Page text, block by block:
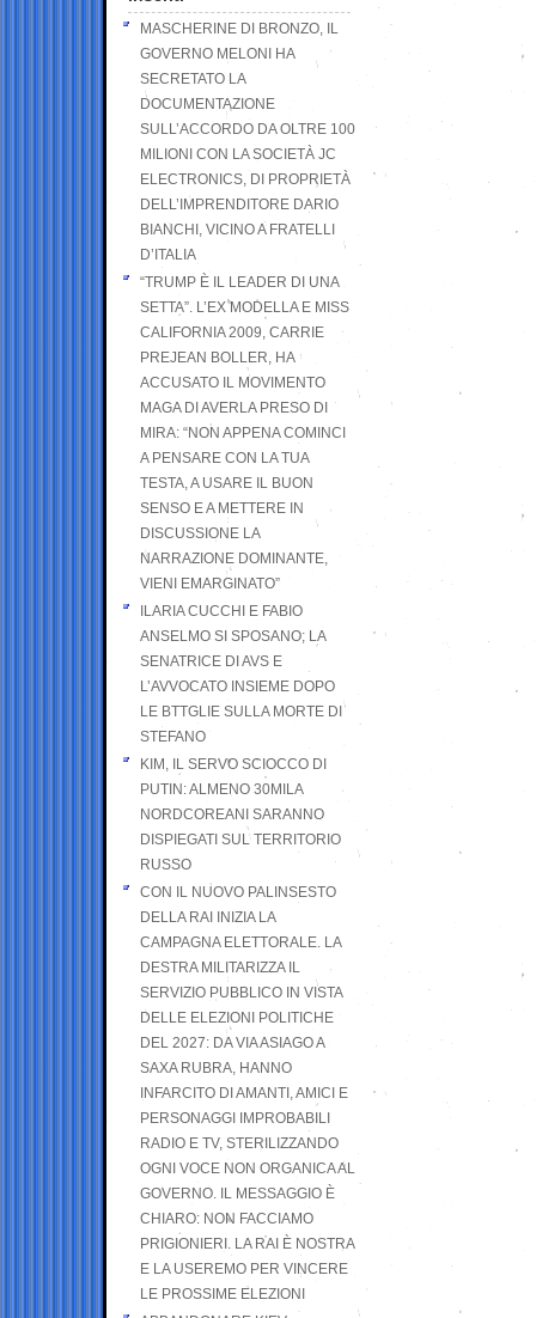
MASCHERINE DI BRONZO, IL
GOVERNO MELONI HA
SECRETATO LA
DOCUMENTAZIONE
SULL’ACCORDO DA OLTRE 100
MILIONI CON LA SOCIETÀ JC
ELECTRONICS, DI PROPRIETÀ
DELL’IMPRENDITORE DARIO
BIANCHI, VICINO A FRATELLI
D’ITALIA
“TRUMP È IL LEADER DI UNA
SETTA”. L’EX MODELLA E MISS
CALIFORNIA 2009, CARRIE
PREJEAN BOLLER, HA
ACCUSATO IL MOVIMENTO
MAGA DI AVERLA PRESO DI
MIRA: “NON APPENA COMINCI
A PENSARE CON LA TUA
TESTA, A USARE IL BUON
SENSO E A METTERE IN
DISCUSSIONE LA
NARRAZIONE DOMINANTE,
VIENI EMARGINATO”
ILARIA CUCCHI E FABIO
ANSELMO SI SPOSANO; LA
SENATRICE DI AVS E
L’AVVOCATO INSIEME DOPO
LE BTTGLIE SULLA MORTE DI
STEFANO
KIM, IL SERVO SCIOCCO DI
PUTIN: ALMENO 30MILA
NORDCOREANI SARANNO
DISPIEGATI SUL TERRITORIO
RUSSO
CON IL NUOVO PALINSESTO
DELLA RAI INIZIA LA
CAMPAGNA ELETTORALE. LA
DESTRA MILITARIZZA IL
SERVIZIO PUBBLICO IN VISTA
DELLE ELEZIONI POLITICHE
DEL 2027: DA VIA ASIAGO A
SAXA RUBRA, HANNO
INFARCITO DI AMANTI, AMICI E
PERSONAGGI IMPROBABILI
RADIO E TV, STERILIZZANDO
OGNI VOCE NON ORGANICA AL
GOVERNO. IL MESSAGGIO È
CHIARO: NON FACCIAMO
PRIGIONIERI. LA RAI È NOSTRA
E LA USEREMO PER VINCERE
LE PROSSIME ELEZIONI